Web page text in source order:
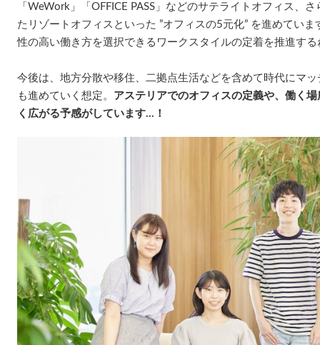
「WeWork」「OFFICE PASS」などのサテライトオフィス、
たリゾートオフィスといった ”オフィスの5元化” を進めてい
性の高い働き方を選択できるワークスタイルの定着を推進す
今後は、地方分散や移住、二拠点生活などを含めて時代にマ
も進めていく想定。 アステリアでのオフィスの定義や、働く
く広がる予感がしています…！